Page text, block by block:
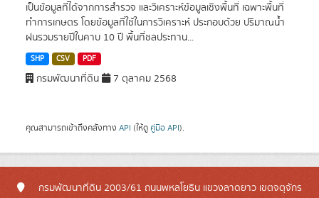
เป็นข้อมูลที่ได้จากการสำรวจ และวิเคราะห์ข้อมูลเชิงพื้นที่ เฉพาะพื้นที่
ทำการเกษตร โดยข้อมูลที่ใช้ในการวิเคราะห์ ประกอบด้วย ปริมาณน้ำ
ฝนรวมรายปีในคาบ 10 ปี พื้นที่ชลประทาน...
SHP CSV PDF
กรมพัฒนาที่ดิน 7 ตุลาคม 2568
คุณสามารถเข้าถึงคลังทาง API (ให้ดู คู่มือ API).
กรมพัฒนาที่ดิน 2003/61 ถนนพหลโยธิน แขวงลาดยาว เขตจตุจักร